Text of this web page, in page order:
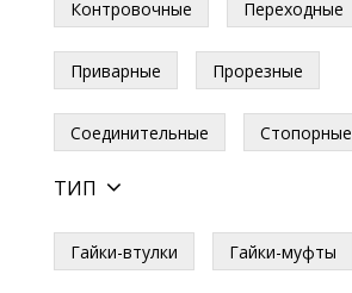
Контровочные Переходные
Приварные Прорезные
Соединительные Стопорные
ТИП
Гайки-втулки Гайки-муфты